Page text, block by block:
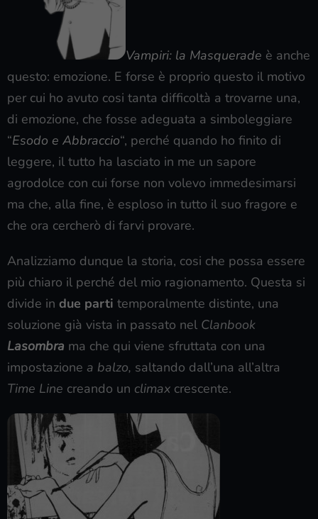
Vampiri: la Masquerade è anche
questo: emozione. E forse è proprio questo il motivo
per cui ho avuto cosi tanta difficoltà a trovarne una,
di emozione, che fosse adeguata a simboleggiare
“Esodo e Abbraccio“, perché quando ho finito di
leggere, il tutto ha lasciato in me un sapore
agrodolce con cui forse non volevo immedesimarsi
ma che, alla fine, è esploso in tutto il suo fragore e
che ora cercherò di farvi provare.
Analizziamo dunque la storia, cosi che possa essere
più chiaro il perché del mio ragionamento. Questa si
divide in due parti temporalmente distinte, una
soluzione già vista in passato nel Clanbook
Lasombra ma che qui viene sfruttata con una
impostazione a balzo, saltando dall’una all’altra
Time Line creando un climax crescente.